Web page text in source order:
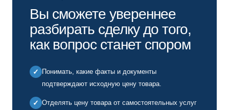
Вы сможете увереннее
разбирать сделку до того,
как вопрос станет спором
✓ Понимать, какие факты и документы
подтверждают исходную цену товара.
✓ Отделять цену товара от самостоятельных услуг